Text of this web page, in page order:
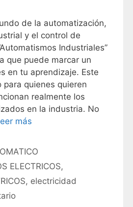
de la automatización,
y el control de
Industriales”
que puede marcar un
en tu aprendizaje. Este
quienes quieren
realmente los
en la industria. No
más
ELECTRICOS,
, electricidad